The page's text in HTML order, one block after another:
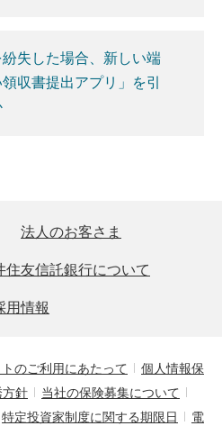
失した場合、新しい端
収書提出アプリ」を引
法人のお客さま
住友信託銀行について
用情報
のご利用にあたって
個人情報保
針
当社の保険募集について
特定投資家制度に関する期限日
電